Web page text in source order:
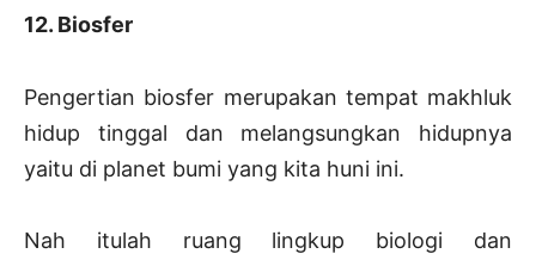
12. Biosfer
Pengertian biosfer merupakan tempat makhluk
hidup tinggal dan melangsungkan hidupnya
yaitu di planet bumi yang kita huni ini.
Nah itulah ruang lingkup biologi dan